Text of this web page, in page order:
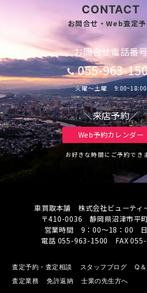
CONTACT
お問合せ・Web査定
お問合せ電話番
055-963-
火曜～土曜 9:00~18:00
＼来店予約／
Web予約カレンダー
お好きな時間にご予約でき
車買取本舗 株式会社ビューティ
〒410-0036 静岡県沼津市平
営業時間 9：00～18：00
電話 055-963-1500 FAX
査定予約・査定相談 スタッフブログ Q
査定業務
免許返納 士業の先生方へ